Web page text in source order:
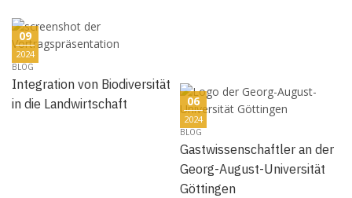
09
2024
BLOG
Integration von Biodiversität
in die Landwirtschaft
06
2024
BLOG
Gastwissenschaftler an der
Georg-August-Universität
Göttingen